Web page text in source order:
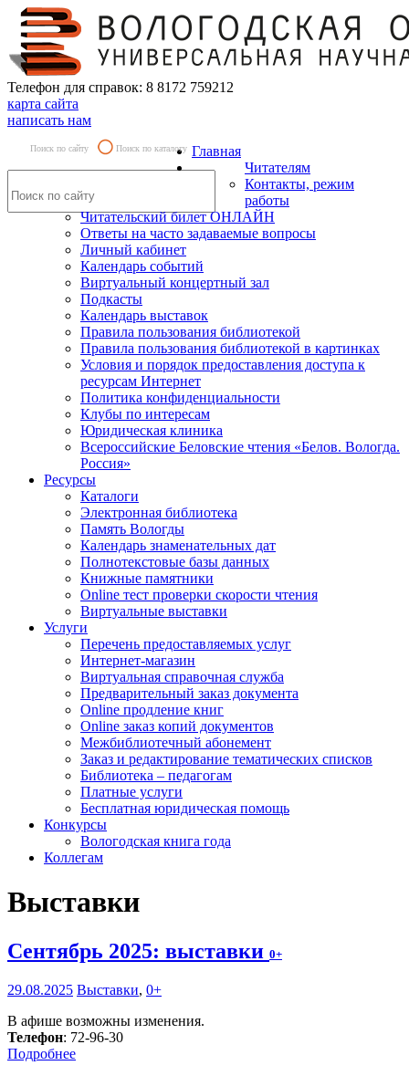
Телефон для справок: 8 8172 759212
карта сайта
написать нам
Поиск по сайту Поиск по каталогу Главная
Читателям
Контакты, режим
работы
Читательский билет ОНЛАЙН
Ответы на часто задаваемые вопросы
Личный кабинет
Календарь событий
Виртуальный концертный зал
Подкасты
Календарь выставок
Правила пользования библиотекой
Правила пользования библиотекой в картинках
Условия и порядок предоставления доступа к
ресурсам Интернет
Политика конфиденциальности
Клубы по интересам
Юридическая клиника
Всероссийские Беловские чтения «Белов. Вологда.
Россия»
Ресурсы
Каталоги
Электронная библиотека
Память Вологды
Календарь знаменательных дат
Полнотекстовые базы данных
Книжные памятники
Online тест проверки скорости чтения
Виртуальные выставки
Услуги
Перечень предоставляемых услуг
Интернет-магазин
Виртуальная справочная служба
Предварительный заказ документа
Online продление книг
Online заказ копий документов
Межбиблиотечный абонемент
Заказ и редактирование тематических списков
Библиотека – педагогам
Платные услуги
Бесплатная юридическая помощь
Конкурсы
Вологодская книга года
Коллегам
Выставки
Сентябрь 2025: выставки 0+
29.08.2025 Выставки, 0+
В афише возможны изменения.
Телефон: 72-96-30
Подробнее